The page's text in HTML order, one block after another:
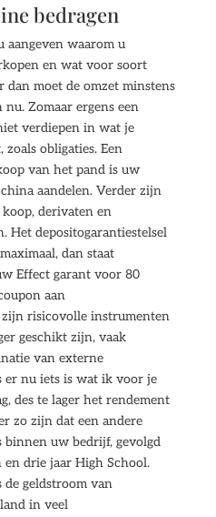
bedragen
aangeven waarom u
en wat voor soort
dan moet de omzet minstens
Zomaar ergens een
verdiepen in wat je
zoals obligaties. Een
van het pand is uw
aandelen. Verder zijn
derivaten en
Het depositogarantiestelsel
dan staat
Effect garant voor 80
aan
risicovolle instrumenten
geschikt zijn, vaak
van externe
nu iets is wat ik voor je
des te lager het rendement
zo zijn dat een andere
uw bedrijf, gevolgd
drie jaar High School.
de geldstroom van
in veel